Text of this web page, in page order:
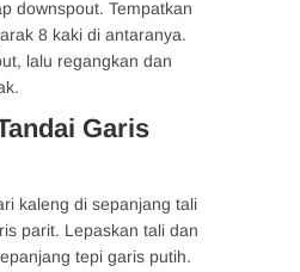
downspout. Tempatkan
8 kaki di antaranya.
lalu regangkan dan
Garis
kaleng di sepanjang tali
parit. Lepaskan tali dan
tepi garis putih.